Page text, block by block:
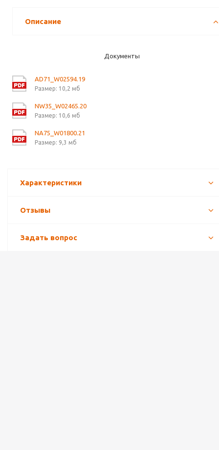
Описание
Документы
AD71_W02594.19
Размер: 10,2 мб
NW35_W02465.20
Размер: 10,6 мб
NA75_W01800.21
Размер: 9,3 мб
Характеристики
Отзывы
Задать вопрос